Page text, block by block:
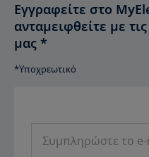
Εγγραφείτε στο
ανταμειφθείτε με
μας*
*Υποχρεωτικό